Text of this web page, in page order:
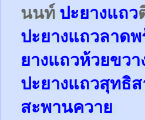
นนท์ ปะยางแถว
ปะยางแถวลาดพ
ยางแถวห้วยขวา
ปะยางแถวสุทธิส
สะพานควาย